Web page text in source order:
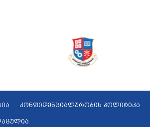
კონფიდენციალურობის პოლიტიკა